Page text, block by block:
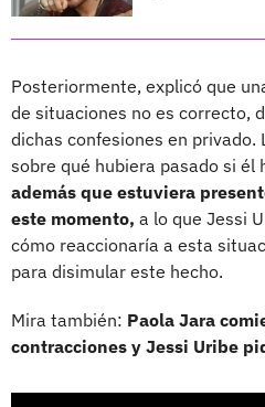
Posteriormente, explicó que
de situaciones no es correcto,
dichas confesiones en privado.
sobre qué hubiera pasado si él
además que estuviera
este momento, a lo que Jessi
cómo reaccionaría a esta
para disimular este hecho.
Mira también: Paola Jara
contracciones y Jessi Uribe